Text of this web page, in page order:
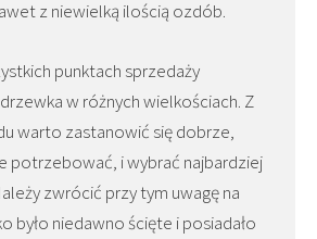
z niewielką ilością ozdób.
punktach sprzedaży
w różnych wielkościach. Z
warto zastanowić się dobrze,
potrzebować, i wybrać najbardziej
zwrócić przy tym uwagę na
było niedawno ścięte i posiadało